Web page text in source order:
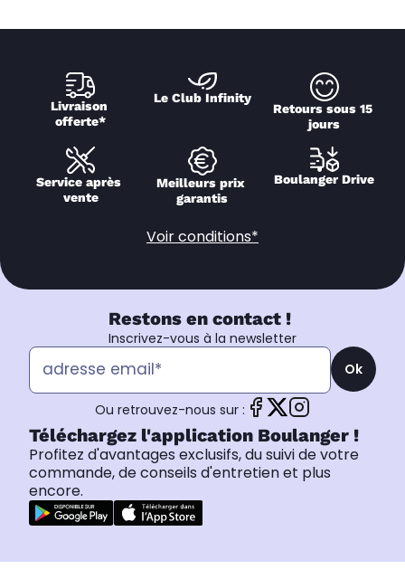
Livraison
offerte*
Le Club Infinity
Retours sous 15
jours
Service après
vente
Meilleurs prix
garantis
Boulanger Drive
Voir conditions*
Restons en contact !
Inscrivez-vous à la newsletter
Ok
Ou retrouvez-nous sur :
Téléchargez l'application Boulanger !
Profitez d'avantages exclusifs, du suivi de votre
commande, de conseils d'entretien et plus
encore.